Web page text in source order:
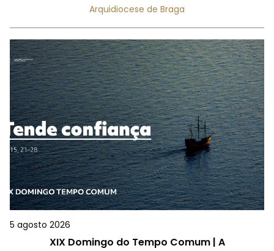
Arquidiocese de Braga
5 agosto 2026
XIX Domingo do Tempo Comum | A